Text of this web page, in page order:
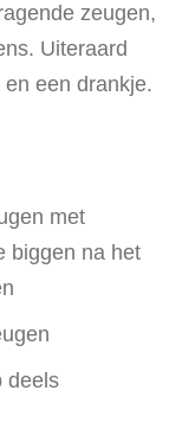
zeugen,
Uiteraard
een drankje.
met
biggen na het
deels